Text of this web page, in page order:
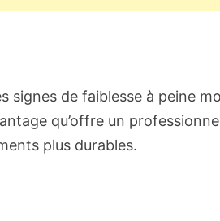
signes de faiblesse à peine
qu’offre un
plus durables.